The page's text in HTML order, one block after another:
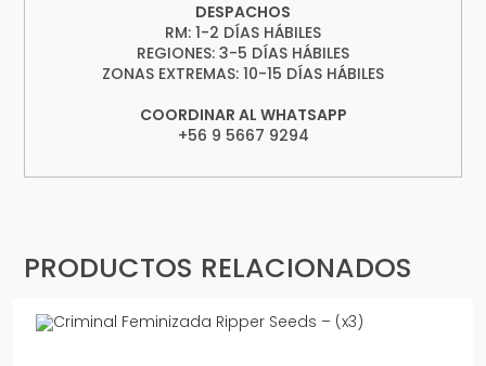
DESPACHOS
RM: 1-2 DÍAS HÁBILES
REGIONES: 3-5 DÍAS HÁBILES
ZONAS EXTREMAS: 10-15 DÍAS HÁBILES
COORDINAR AL WHATSAPP
+56 9 5667 9294
PRODUCTOS RELACIONADOS